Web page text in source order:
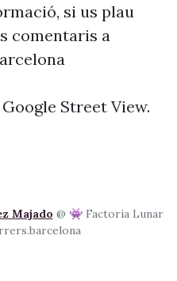
si us plau
comentaris a
Street View.
Majado @ 👾 Factoria Lunar